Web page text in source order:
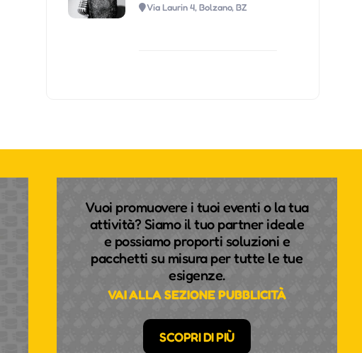
Via Laurin 4, Bolzano, BZ
Vuoi promuovere i tuoi eventi o la tua
attività? Siamo il tuo partner ideale
e possiamo proporti soluzioni e
pacchetti su misura per tutte le tue
esigenze.
VAI ALLA SEZIONE PUBBLICITÀ
SCOPRI DI PIÙ